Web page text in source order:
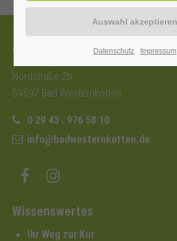
Tourist-Information
Nordstraße 2b
59597 Bad Westernkotten
0 29 43 . 976 58 10
info@badwesternkotten.de
Wissenswertes
Ihr Weg zur Kur
Datenschutz Impressum